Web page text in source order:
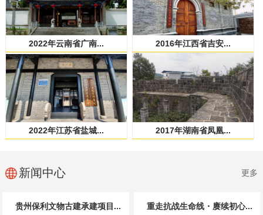
2022年云南省广南... 2016年江西省吉安...
2022年江苏省盐城... 2017年湖南省凤凰...
新闻中心 更多
贵州保利文物古建承建项目...
重走抗战生命线・赓续初心...